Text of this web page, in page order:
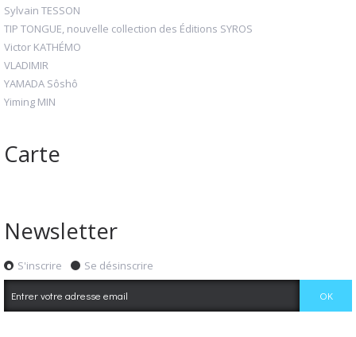
Sylvain TESSON
TIP TONGUE, nouvelle collection des Éditions SYROS
Victor KATHÉMO
VLADIMIR
YAMADA Sôshô
Yiming MIN
Carte
Newsletter
S'inscrire Se désinscrire